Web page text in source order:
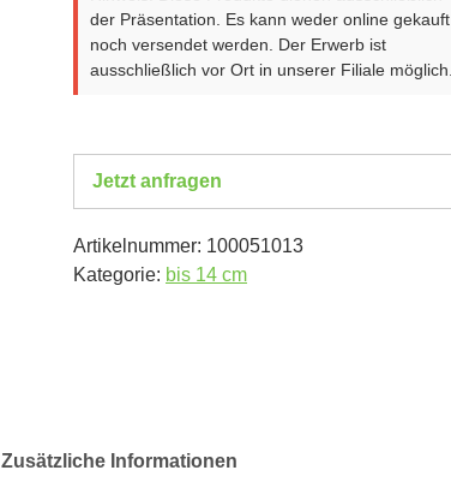
der Präsentation. Es kann weder online gekauft
noch versendet werden. Der Erwerb ist
ausschließlich vor Ort in unserer Filiale möglich.
Jetzt anfragen
Artikelnummer: 100051013
Kategorie: bis 14 cm
Zusätzliche Informationen